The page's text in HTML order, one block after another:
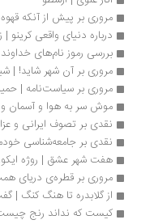
مروری بر پیش از آنکه
درباره دنیای واقعی کرینو
بررسی رموز نام‌های
مروری بر آن شهر شاید! |
مروری بر سیاست‌نامه |
موش سر به هوا و آسمان و
نقدی بر تصوف ایرانی و
نقدی بر جامعه‌شناسی
هفت شهر عشق | روژه
مروری بر قطره‌ی دریای
از گلابدره تا هنگ کنگ |
کیست که نداند رنج